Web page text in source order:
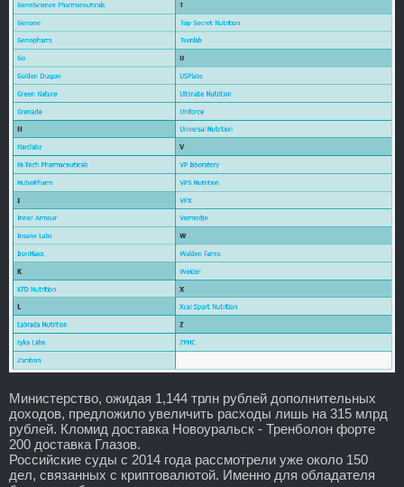
Министерство, ожидая 1,144 трлн рублей дополнительных
доходов, предложило увеличить расходы лишь на 315 млрд
рублей. Кломид доставка Новоуральск - Тренболон форте
200 доставка Глазов.
Российские суды с 2014 года рассмотрели уже около 150
дел, связанных с криптовалютой. Именно для обладателя